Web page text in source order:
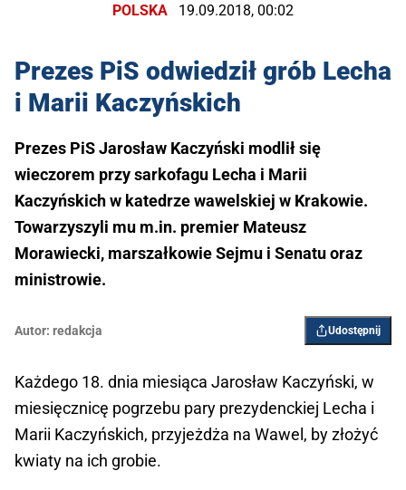
POLSKA 19.09.2018, 00:02
Prezes PiS odwiedził grób Lecha
i Marii Kaczyńskich
Prezes PiS Jarosław Kaczyński modlił się
wieczorem przy sarkofagu Lecha i Marii
Kaczyńskich w katedrze wawelskiej w Krakowie.
Towarzyszyli mu m.in. premier Mateusz
Morawiecki, marszałkowie Sejmu i Senatu oraz
ministrowie.
Autor: redakcja Udostępnij
Każdego 18. dnia miesiąca Jarosław Kaczyński, w
miesięcznicę pogrzebu pary prezydenckiej Lecha i
Marii Kaczyńskich, przyjeżdża na Wawel, by złożyć
kwiaty na ich grobie.